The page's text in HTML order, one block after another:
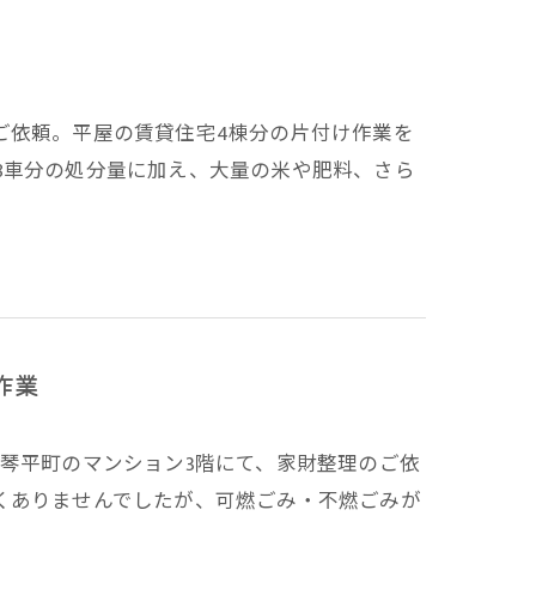
頼。平屋の賃貸住宅4棟分の片付け作業を
分の処分量に加え、大量の米や肥料、さら
業
平町のマンション3階にて、家財整理のご依
りませんでしたが、可燃ごみ・不燃ごみが